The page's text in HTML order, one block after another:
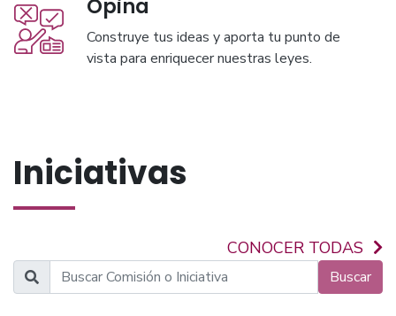
Opina
Construye tus ideas y aporta tu punto de
vista para enriquecer nuestras leyes.
Iniciativas
CONOCER TODAS
Buscar